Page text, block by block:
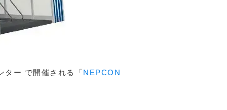
ター で開催される「NEPCON